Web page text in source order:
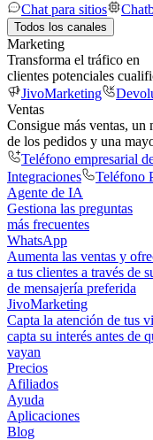
Chat para sitios
Todos los canales
Marketing
Transforma el tráfico en
clientes potenciales
JivoMarketing
Ventas
Consigue más ventas,
de los pedidos y una
Teléfono empresarial
Integraciones
Teléfono
Agente de IA
Gestiona las preguntas
más frecuentes
WhatsApp
Aumenta las ventas y
a tus clientes a través de
de mensajería preferida
JivoMarketing
Capta la atención de tus
capta su interés antes de
vayan
Precios
Afiliados
Ayuda
Aplicaciones
Blog